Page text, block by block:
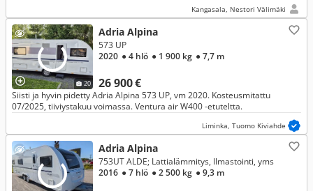
Kangasala, Nestori Välimäki
20
Adria Alpina
26 900 €
573 UP
2020 ● 4 hlö ● 1 900 kg ● 7,7 m
Siisti ja hyvin pidetty Adria Alpina 573 UP, vm 2020. Kosteusmitattu
07/2025, tiiviystakuu voimassa. Ventura air W400 -etuteltta.
Liminka, Tuomo Kiviahde
Adria Alpina
753UT ALDE; Lattialämmitys, Ilmastointi, yms
2016 ● 7 hlö ● 2 500 kg ● 9,3 m